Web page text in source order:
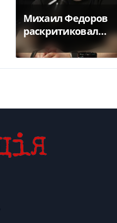
Михаил Федоров
раскритиковал
отсутствие
министра обороны
— видео